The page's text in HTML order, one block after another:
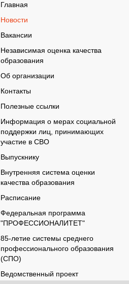
Главная
Новости
Вакансии
Независимая оценка качества
образования
Об организации
Контакты
Полезные ссылки
Информация о мерах социальной
поддержки лиц, принимающих
участие в СВО
Выпускнику
Внутренняя система оценки
качества образования
Расписание
Федеральная программа
"ПРОФЕССИОНАЛИТЕТ"
85-летие системы среднего
профессионального образования
(СПО)
Ведомственный проект